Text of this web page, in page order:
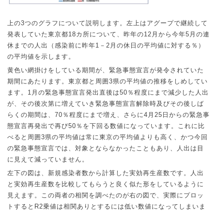
上の3つのグラフについて説明します。左上はアグープで継続して
発表していた東京都18カ所について、昨年の12 月から今年5 月の連
休までの人出（感染前に昨年1 － 2 月の休日の平均値に対する％）
の平均値を示します。
黄色い網掛けをしている期間が、緊急事態宣言が発令されていた
期間にあたります。東京都と周囲 3県の平均値の推移をしめしてい
ます。 1 月の緊急事態宣言発出直後は50 ％程度にまで減少した人出
が、その後次第に増えていき緊急事態宣言解除時及びその後しば
らくの期間は、 70 ％程度にまで増え、さらに4 月 25 日からの緊急事
態宣言再発出で再び50 ％を下回る数値になっています。これに比
べると周囲 3県の平均値は常に東京の平均値よりも高く、かつ今回
の緊急事態宣言では、対象とならなかったこともあり、人出は目
に見えて減っていません。
左下の図は、新規感染者数から計算した実効再生産数です。人出
と実効再生産数を比較してもらうと良く似た形をしているように
見えます。この両者の相関を調べたのが右の図で、実際にプロッ
トすると R2乗値は相関ありとするには低い数値になってしまいま